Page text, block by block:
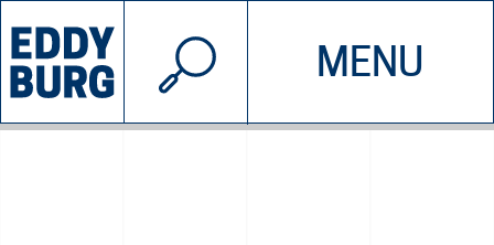
MENU
INIZIATIVE CHI SIAMO
© 2026 EDDYBURG